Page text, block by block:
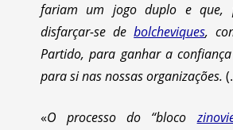
fariam um jogo duplo e que,
disfarçar-se debolcheviques,
Partido, para ganhar a
para si nas nossas organizações.
«O processo do “bloco